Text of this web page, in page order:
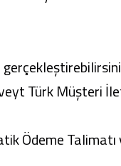
Türk Müşteri
Ödeme